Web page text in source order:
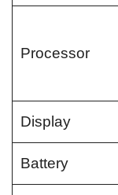
Processor
Display
Battery